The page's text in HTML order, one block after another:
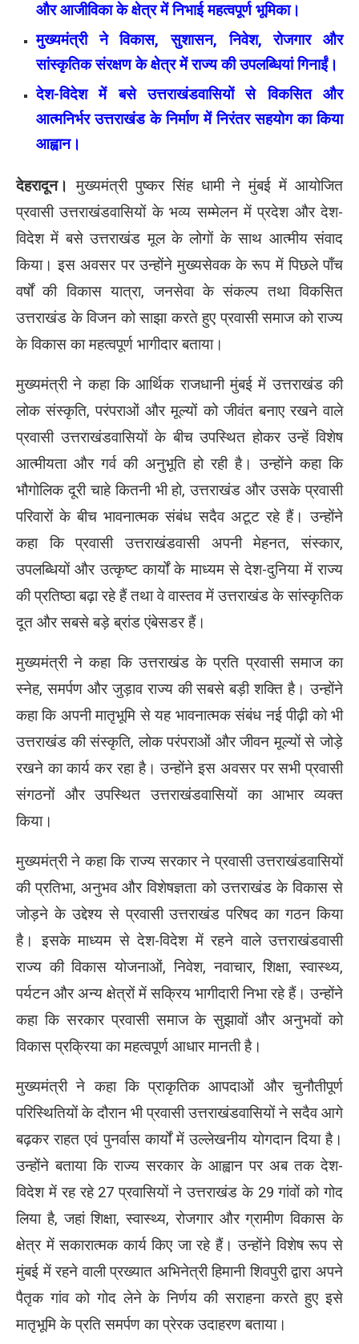
और आजीविका के क्षेत्र में निभाई महत्वपूर्ण भूमिका।
मुख्यमंत्री ने विकास, सुशासन, निवेश, रोजगार और
सांस्कृतिक संरक्षण के क्षेत्र में राज्य की उपलब्धियां गिनाईं।
देश-विदेश में बसे उत्तराखंडवासियों से विकसित और
आत्मनिर्भर उत्तराखंड के निर्माण में निरंतर सहयोग का किया
आह्वान।
देहरादून। मुख्यमंत्री पुष्कर सिंह धामी ने मुंबई में आयोजित
प्रवासी उत्तराखंडवासियों के भव्य सम्मेलन में प्रदेश और देश-
विदेश में बसे उत्तराखंड मूल के लोगों के साथ आत्मीय संवाद
किया। इस अवसर पर उन्होंने मुख्यसेवक के रूप में पिछले पाँच
वर्षों की विकास यात्रा, जनसेवा के संकल्प तथा विकसित
उत्तराखंड के विजन को साझा करते हुए प्रवासी समाज को राज्य
के विकास का महत्वपूर्ण भागीदार बताया।
मुख्यमंत्री ने कहा कि आर्थिक राजधानी मुंबई में उत्तराखंड की
लोक संस्कृति, परंपराओं और मूल्यों को जीवंत बनाए रखने वाले
प्रवासी उत्तराखंडवासियों के बीच उपस्थित होकर उन्हें विशेष
आत्मीयता और गर्व की अनुभूति हो रही है। उन्होंने कहा कि
भौगोलिक दूरी चाहे कितनी भी हो, उत्तराखंड और उसके प्रवासी
परिवारों के बीच भावनात्मक संबंध सदैव अटूट रहे हैं। उन्होंने
कहा कि प्रवासी उत्तराखंडवासी अपनी मेहनत, संस्कार,
उपलब्धियों और उत्कृष्ट कार्यों के माध्यम से देश-दुनिया में राज्य
की प्रतिष्ठा बढ़ा रहे हैं तथा वे वास्तव में उत्तराखंड के सांस्कृतिक
दूत और सबसे बड़े ब्रांड एंबेसडर हैं।
मुख्यमंत्री ने कहा कि उत्तराखंड के प्रति प्रवासी समाज का
स्नेह, समर्पण और जुड़ाव राज्य की सबसे बड़ी शक्ति है। उन्होंने
कहा कि अपनी मातृभूमि से यह भावनात्मक संबंध नई पीढ़ी को भी
उत्तराखंड की संस्कृति, लोक परंपराओं और जीवन मूल्यों से जोड़े
रखने का कार्य कर रहा है। उन्होंने इस अवसर पर सभी प्रवासी
संगठनों और उपस्थित उत्तराखंडवासियों का आभार व्यक्त
किया।
मुख्यमंत्री ने कहा कि राज्य सरकार ने प्रवासी उत्तराखंडवासियों
की प्रतिभा, अनुभव और विशेषज्ञता को उत्तराखंड के विकास से
जोड़ने के उद्देश्य से प्रवासी उत्तराखंड परिषद का गठन किया
है। इसके माध्यम से देश-विदेश में रहने वाले उत्तराखंडवासी
राज्य की विकास योजनाओं, निवेश, नवाचार, शिक्षा, स्वास्थ्य,
पर्यटन और अन्य क्षेत्रों में सक्रिय भागीदारी निभा रहे हैं। उन्होंने
कहा कि सरकार प्रवासी समाज के सुझावों और अनुभवों को
विकास प्रक्रिया का महत्वपूर्ण आधार मानती है।
मुख्यमंत्री ने कहा कि प्राकृतिक आपदाओं और चुनौतीपूर्ण
परिस्थितियों के दौरान भी प्रवासी उत्तराखंडवासियों ने सदैव आगे
बढ़कर राहत एवं पुनर्वास कार्यों में उल्लेखनीय योगदान दिया है।
उन्होंने बताया कि राज्य सरकार के आह्वान पर अब तक देश-
विदेश में रह रहे 27 प्रवासियों ने उत्तराखंड के 29 गांवों को गोद
लिया है, जहां शिक्षा, स्वास्थ्य, रोजगार और ग्रामीण विकास के
क्षेत्र में सकारात्मक कार्य किए जा रहे हैं। उन्होंने विशेष रूप से
मुंबई में रहने वाली प्रख्यात अभिनेत्री हिमानी शिवपुरी द्वारा अपने
पैतृक गांव को गोद लेने के निर्णय की सराहना करते हुए इसे
मातृभूमि के प्रति समर्पण का प्रेरक उदाहरण बताया।